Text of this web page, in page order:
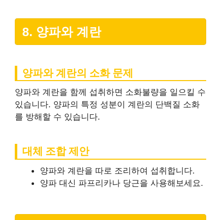
8. 양파와 계란
양파와 계란의 소화 문제
양파와 계란을 함께 섭취하면 소화불량을 일으킬 수
있습니다. 양파의 특정 성분이 계란의 단백질 소화
를 방해할 수 있습니다.
대체 조합 제안
양파와 계란을 따로 조리하여 섭취합니다.
양파 대신 파프리카나 당근을 사용해보세요.